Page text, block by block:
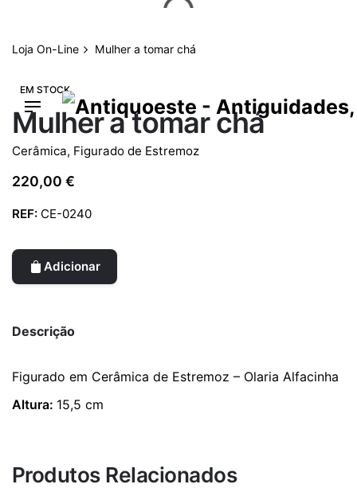
content
Loja On-Line Mulher a tomar chá
EM STOCK
Mulher a tomar chá
Cerâmica, Figurado de Estremoz
220,00 €
REF: CE-0240
Adicionar
Descrição
Figurado em Cerâmica de Estremoz – Olaria Alfacinha
Altura: 15,5 cm
Produtos Relacionados